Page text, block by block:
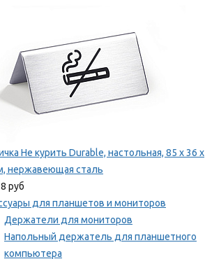
Не курить Durable, настольная, 85 x 36 x
нержавеющая сталь
руб
для планшетов и мониторов
Держатели для мониторов
Напольный держатель для планшетного
компьютера